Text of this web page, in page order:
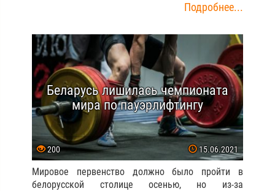
Подробнее...
Беларусь лишилась чемпионата
мира по пауэрлифтингу
200 15.06.2021
Мировое первенство должно было пройти в
белорусской столице осенью, но из-за